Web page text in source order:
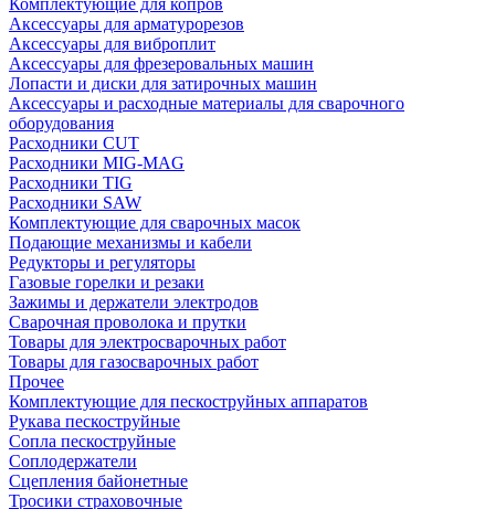
Комплектующие для копров
Аксессуары для арматурорезов
Аксессуары для виброплит
Аксессуары для фрезеровальных машин
Лопасти и диски для затирочных машин
Аксессуары и расходные материалы для сварочного
оборудования
Расходники CUT
Расходники MIG-MAG
Расходники TIG
Расходники SAW
Комплектующие для сварочных масок
Подающие механизмы и кабели
Редукторы и регуляторы
Газовые горелки и резаки
Зажимы и держатели электродов
Сварочная проволока и прутки
Товары для электросварочных работ
Товары для газосварочных работ
Прочее
Комплектующие для пескоструйных аппаратов
Рукава пескоструйные
Сопла пескоструйные
Соплодержатели
Сцепления байонетные
Тросики страховочные